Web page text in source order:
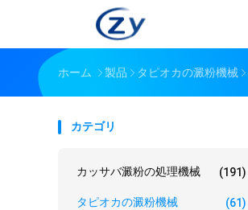
ホーム 製品 タピオカの澱粉機械
カテゴリ
カッサバ澱粉の処理機械 (191)
タピオカの澱粉機械 (61)